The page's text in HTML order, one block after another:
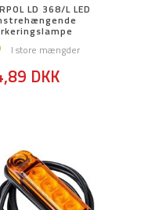
LD 368/L LED
I store mængder
DKK